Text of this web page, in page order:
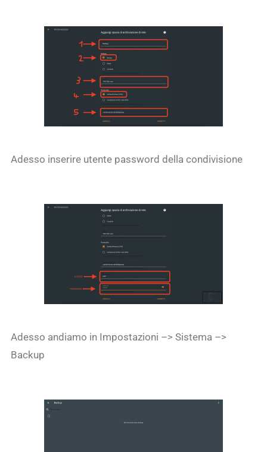
Adesso inserire utente password della condivisione
Adesso andiamo in Impostazioni –> Sistema –>
Backup